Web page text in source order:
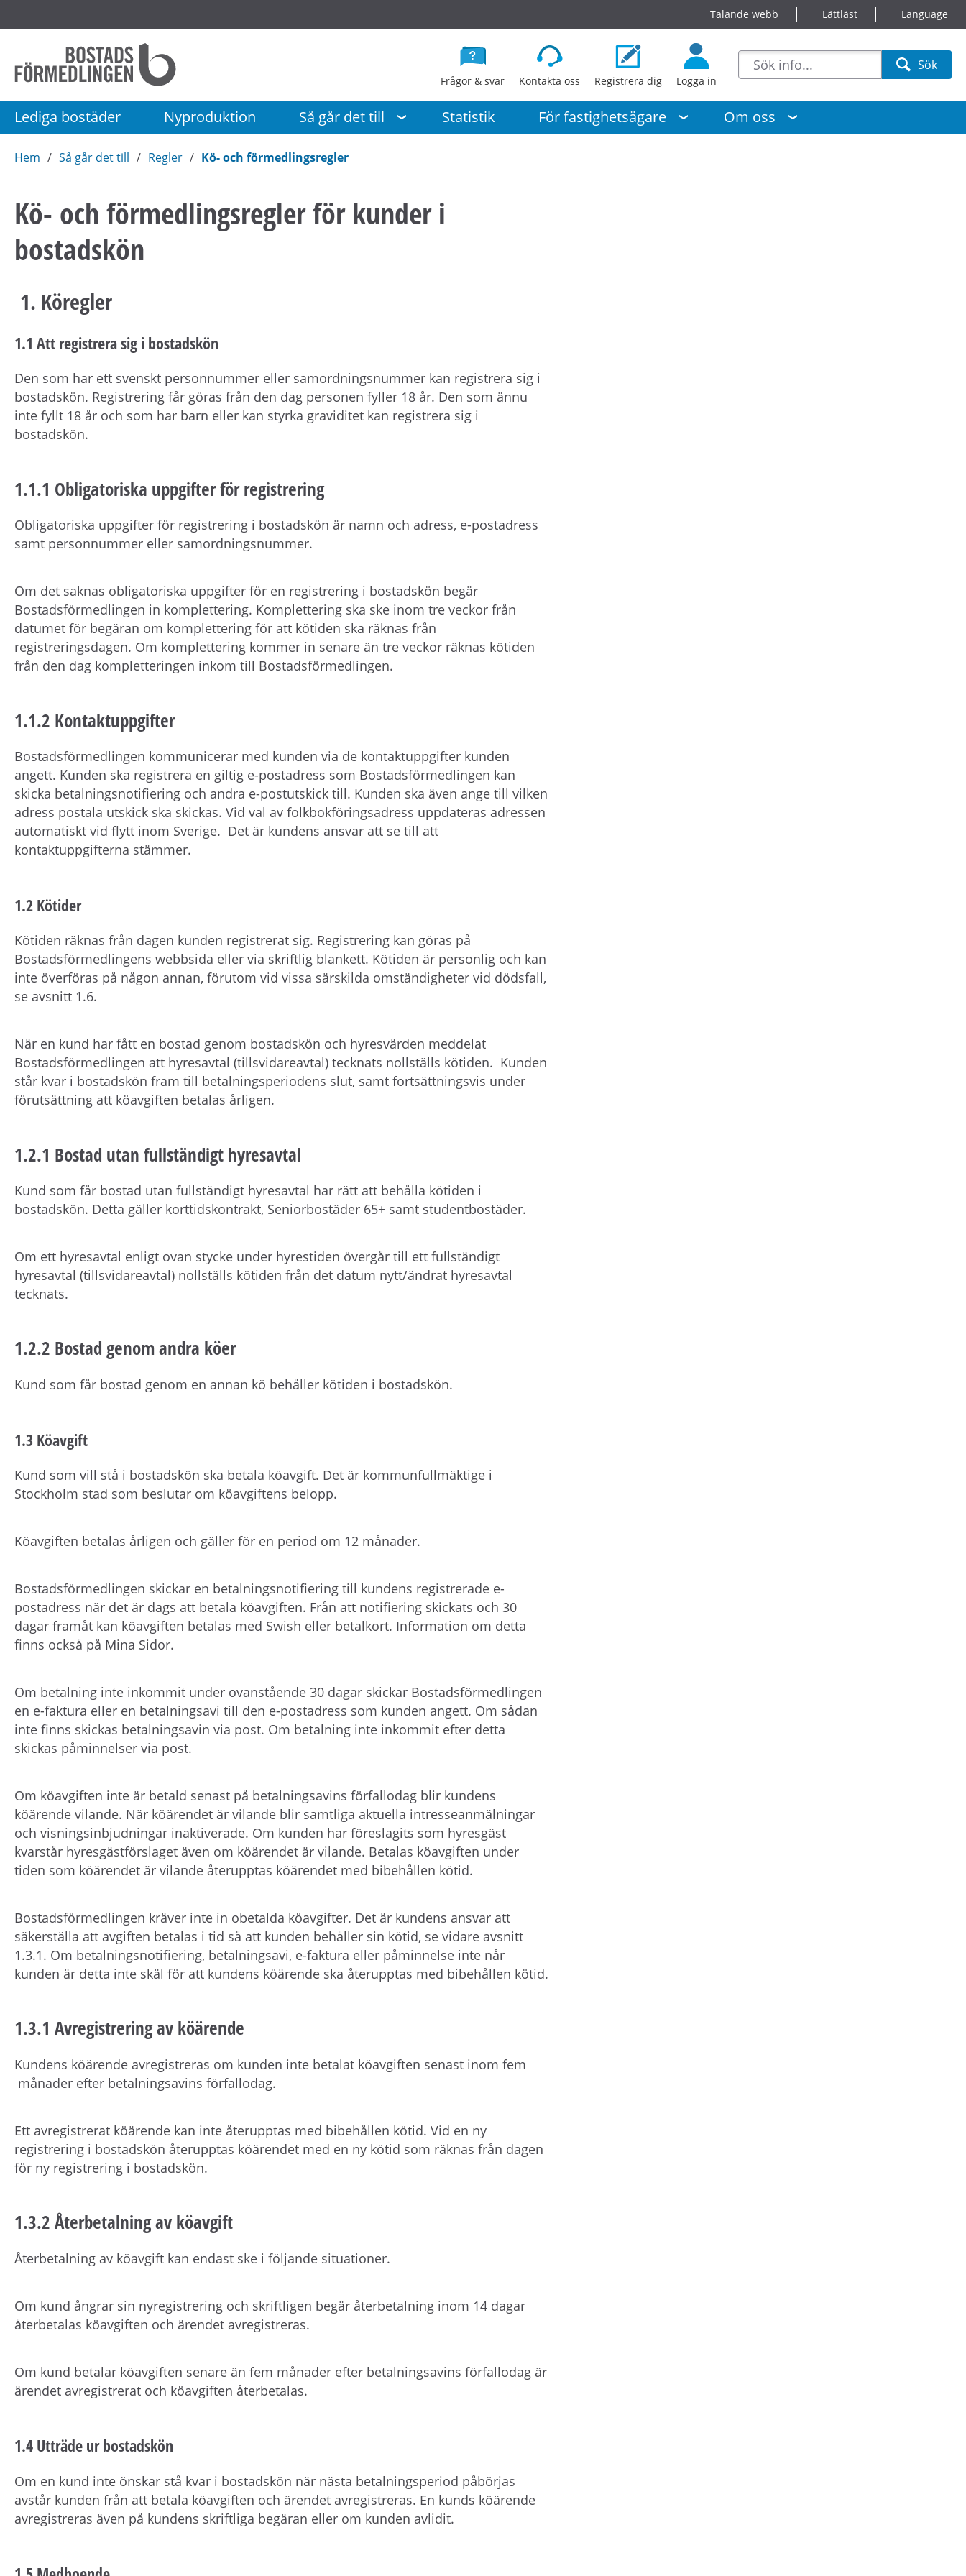
å
Talande webb Lättläst Language
Startsida
Bostadsförmedlingen
Stockholm
AB
Frågor & svar Kontakta oss Registrera dig Logga in
sökförslag Sök
Sök
Lediga bostäder Nyproduktion Så går det till Statistik För fastighetsägare Om oss
Hem Så går det till Regler Kö- och förmedlingsregler
Kö- och förmedlingsregler för kunder i
bostadskön
1. Köregler
1.1 Att registrera sig i bostadskön
Den som har ett svenskt personnummer eller samordningsnummer kan registrera sig i
bostadskön. Registrering får göras från den dag personen fyller 18 år. Den som ännu
inte fyllt 18 år och som har barn eller kan styrka graviditet kan registrera sig i
bostadskön.
1.1.1 Obligatoriska uppgifter för registrering
Obligatoriska uppgifter för registrering i bostadskön är namn och adress, e-postadress
samt personnummer eller samordningsnummer.
Om det saknas obligatoriska uppgifter för en registrering i bostadskön begär
Bostadsförmedlingen in komplettering. Komplettering ska ske inom tre veckor från
datumet för begäran om komplettering för att kötiden ska räknas från
registreringsdagen. Om komplettering kommer in senare än tre veckor räknas kötiden
från den dag kompletteringen inkom till Bostadsförmedlingen.
1.1.2 Kontaktuppgifter
Bostadsförmedlingen kommunicerar med kunden via de kontaktuppgifter kunden
angett. Kunden ska registrera en giltig e-postadress som Bostadsförmedlingen kan
skicka betalningsnotifiering och andra e-postutskick till. Kunden ska även ange till vilken
adress postala utskick ska skickas. Vid val av folkbokföringsadress uppdateras adressen
automatiskt vid flytt inom Sverige. Det är kundens ansvar att se till att
kontaktuppgifterna stämmer.
1.2 Kötider
Kötiden räknas från dagen kunden registrerat sig. Registrering kan göras på
Bostadsförmedlingens webbsida eller via skriftlig blankett. Kötiden är personlig och kan
inte överföras på någon annan, förutom vid vissa särskilda omständigheter vid dödsfall,
se avsnitt 1.6.
När en kund har fått en bostad genom bostadskön och hyresvärden meddelat
Bostadsförmedlingen att hyresavtal (tillsvidareavtal) tecknats nollställs kötiden. Kunden
står kvar i bostadskön fram till betalningsperiodens slut, samt fortsättningsvis under
förutsättning att köavgiften betalas årligen.
1.2.1 Bostad utan fullständigt hyresavtal
Kund som får bostad utan fullständigt hyresavtal har rätt att behålla kötiden i
bostadskön. Detta gäller korttidskontrakt, Seniorbostäder 65+ samt studentbostäder.
Om ett hyresavtal enligt ovan stycke under hyrestiden övergår till ett fullständigt
hyresavtal (tillsvidareavtal) nollställs kötiden från det datum nytt/ändrat hyresavtal
tecknats.
1.2.2 Bostad genom andra köer
Kund som får bostad genom en annan kö behåller kötiden i bostadskön.
1.3 Köavgift
Kund som vill stå i bostadskön ska betala köavgift. Det är kommunfullmäktige i
Stockholm stad som beslutar om köavgiftens belopp.
Köavgiften betalas årligen och gäller för en period om 12 månader.
Bostadsförmedlingen skickar en betalningsnotifiering till kundens registrerade e-
postadress när det är dags att betala köavgiften. Från att notifiering skickats och 30
dagar framåt kan köavgiften betalas med Swish eller betalkort. Information om detta
finns också på Mina Sidor.
Om betalning inte inkommit under ovanstående 30 dagar skickar Bostadsförmedlingen
en e-faktura eller en betalningsavi till den e-postadress som kunden angett. Om sådan
inte finns skickas betalningsavin via post. Om betalning inte inkommit efter detta
skickas påminnelser via post.
Om köavgiften inte är betald senast på betalningsavins förfallodag blir kundens
köärende vilande. När köärendet är vilande blir samtliga aktuella intresseanmälningar
och visningsinbjudningar inaktiverade. Om kunden har föreslagits som hyresgäst
kvarstår hyresgästförslaget även om köärendet är vilande. Betalas köavgiften under
tiden som köärendet är vilande återupptas köärendet med bibehållen kötid.
Bostadsförmedlingen kräver inte in obetalda köavgifter. Det är kundens ansvar att
säkerställa att avgiften betalas i tid så att kunden behåller sin kötid, se vidare avsnitt
1.3.1. Om betalningsnotifiering, betalningsavi, e-faktura eller påminnelse inte når
kunden är detta inte skäl för att kundens köärende ska återupptas med bibehållen kötid.
1.3.1 Avregistrering av köärende
Kundens köärende avregistreras om kunden inte betalat köavgiften senast inom fem
månader efter betalningsavins förfallodag.
Ett avregistrerat köärende kan inte återupptas med bibehållen kötid. Vid en ny
registrering i bostadskön återupptas köärendet med en ny kötid som räknas från dagen
för ny registrering i bostadskön.
1.3.2 Återbetalning av köavgift
Återbetalning av köavgift kan endast ske i följande situationer.
Om kund ångrar sin nyregistrering och skriftligen begär återbetalning inom 14 dagar
återbetalas köavgiften och ärendet avregistreras.
Om kund betalar köavgiften senare än fem månader efter betalningsavins förfallodag är
ärendet avregistrerat och köavgiften återbetalas.
1.4 Utträde ur bostadskön
Om en kund inte önskar stå kvar i bostadskön när nästa betalningsperiod påbörjas
avstår kunden från att betala köavgiften och ärendet avregistreras. En kunds köärende
avregistreras även på kundens skriftliga begäran eller om kunden avlidit.